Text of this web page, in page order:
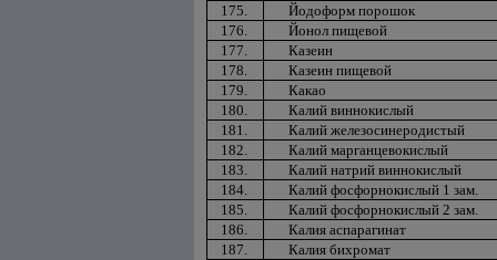
175.
Йодоформ порошок
176.
Йонол пищевой
177.
Казеин
178.
Казеин пищевой
179.
Какао
180.
Калий виннокислый
181.
Калий железосинеродистый
182.
Калий марганцевокислый
183.
Калий натрий виннокислый
184.
Калий фосфорнокислый 1 зам.
185.
Калий фосфорнокислый 2 зам.
186.
Калия аспарагинат
187.
Калия бихромат